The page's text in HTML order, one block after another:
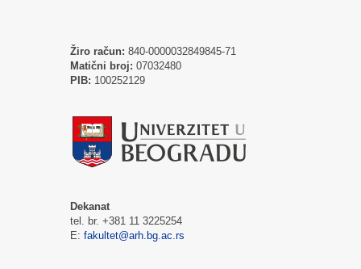
Žiro račun: 840-0000032849845-71
Matični broj: 07032480
PIB: 100252129
Dekanat
tel. br. +381 11 3225254
E: fakultet@arh.bg.ac.rs